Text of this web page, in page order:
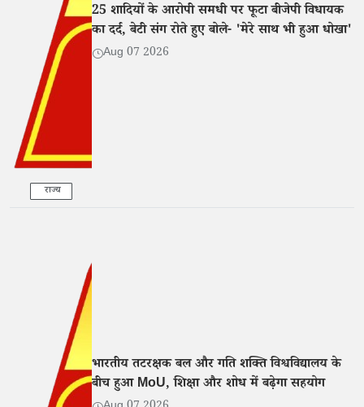
राज्य
25 शादियों के आरोपी समधी पर फूटा बीजेपी विधायक
का दर्द, बेटी संग रोते हुए बोले- 'मेरे साथ भी हुआ धोखा'
Aug 07 2026
भारतीय तटरक्षक बल और गति शक्ति विश्वविद्यालय के
बीच हुआ MoU, शिक्षा और शोध में बढ़ेगा सहयोग